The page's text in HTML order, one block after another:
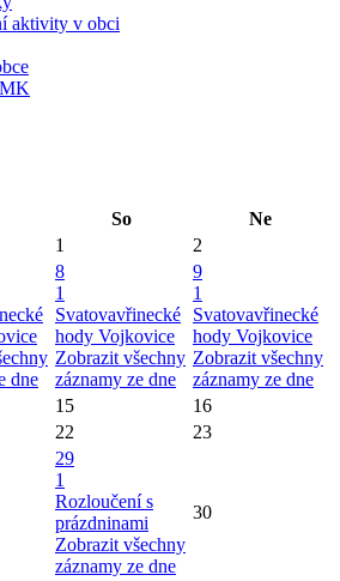
aktivity v obci
So
Ne
1 2
dne
8
1
Svatovavřinecké
hody Vojkovice
Zobrazit všechny
záznamy ze dne
9
1
Svatovavřinecké
hody Vojkovice
Zobrazit všechny
záznamy ze dne
15
16
22 23
29
1
Rozloučení s
prázdninami
Zobrazit všechny
záznamy ze dne
30